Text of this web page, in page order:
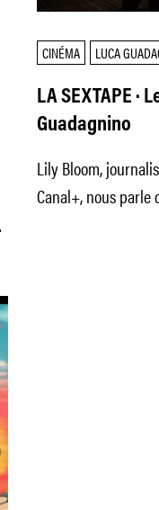
CINÉMA LUCA
LA SEXTAPE ·
Guadagnino
Lily Bloom,
Canal+, nous parle